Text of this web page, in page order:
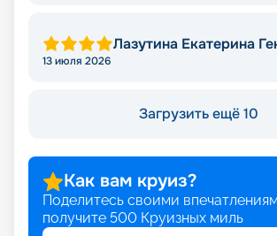
Лазутина Екатерина
13 июля 2026
Загрузить ещё 10
Как вам круиз?
Поделитесь своими
получите 500 Круизных миль